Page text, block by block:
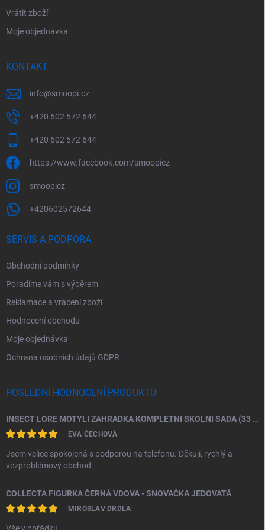
Vrátit zboží
Moje objednávka
KONTAKT
info@smoopi.cz
+420 602 572 644
+420 602 572 644
https://www.facebook.com/smoopicz
smoopicz
+420602572644
SERVIS A PODPORA
Obchodní podmínky
Poradíme vám s výběrem
Reklamace a vrácení zboží
Hodnocení obchodu
Moje objednávka
Ochrana osobních údajů GDPR
POSLEDNÍ HODNOCENÍ PRODUKTU
INSECT LORE MOTÝLÍ ZAHRÁDKA KOMPLETNÍ ŠKOLNÍ SADA (33 HOUSENEK)
EVA ČECHOVÁ
Jsem velice spokojená s podporou na telefonu. Děkuji, rychlý a
vezproblémový obchod.
COLLECTA FIGURKA ČERNÁ VDOVA - SNOVAČKA JEDOVATÁ
MIROSLAV DRDLA